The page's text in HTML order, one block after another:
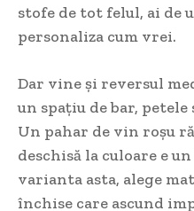
stofe de tot felul, ai de
personaliza cum vrei.
Dar vine și reversul
un spațiu de bar,
Un pahar de vin roșu
deschisă la culoare e
varianta asta, alege
închise care ascund